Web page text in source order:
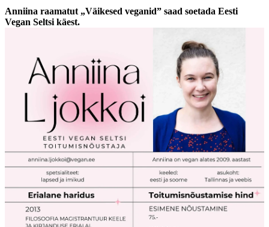
Anniina raamatut „Väikesed veganid” saad soetada Eesti
Vegan Seltsi käest.